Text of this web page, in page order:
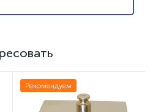
Рекомендуем